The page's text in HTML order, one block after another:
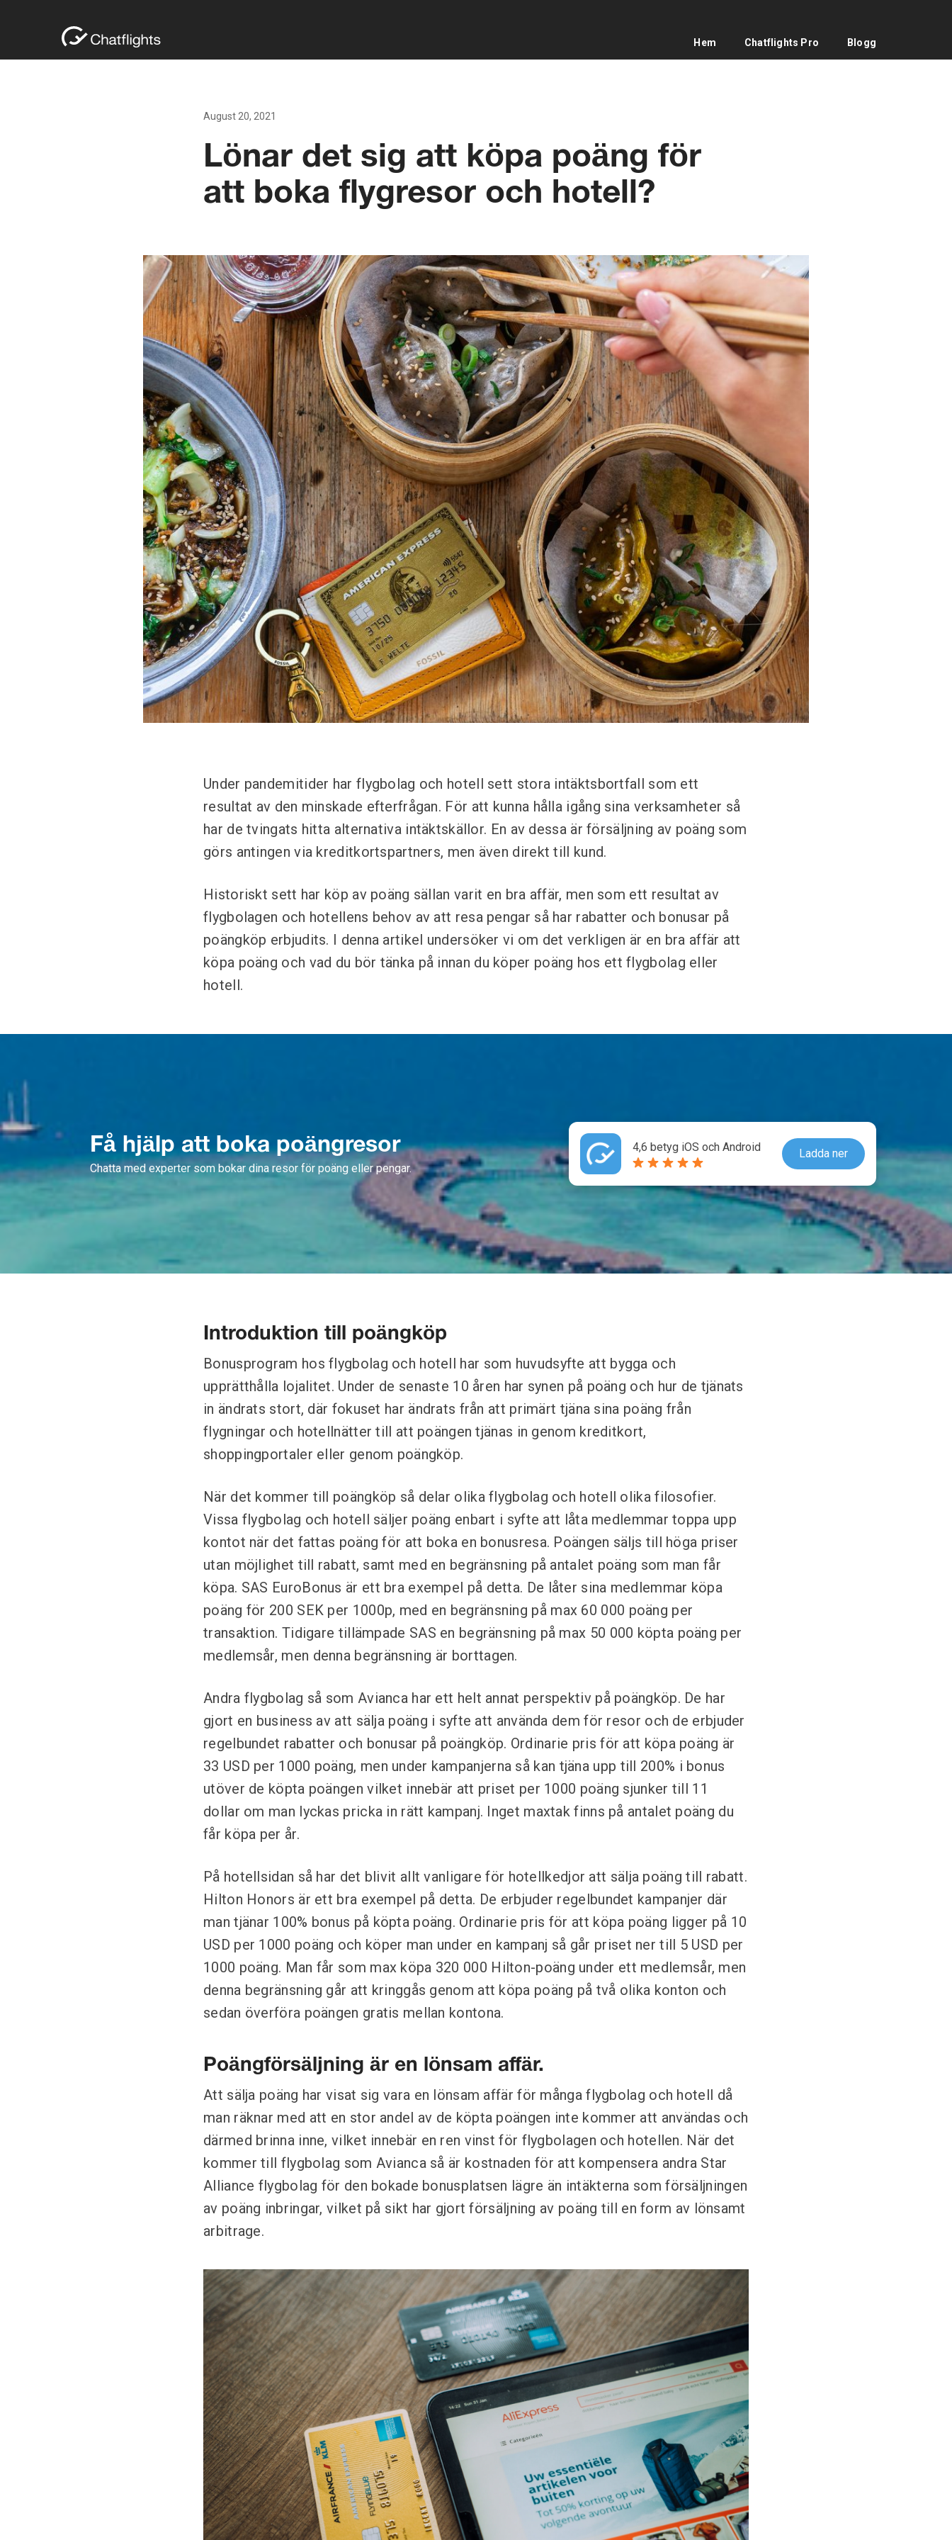
Hem Chatflights Pro Blogg
August 20, 2021
Lönar det sig att köpa poäng för
att boka flygresor och hotell?
Under pandemitider har flygbolag och hotell sett stora intäktsbortfall som ett
resultat av den minskade efterfrågan. För att kunna hålla igång sina verksamheter så
har de tvingats hitta alternativa intäktskällor. En av dessa är försäljning av poäng som
görs antingen via kreditkortspartners, men även direkt till kund.
Historiskt sett har köp av poäng sällan varit en bra affär, men som ett resultat av
flygbolagen och hotellens behov av att resa pengar så har rabatter och bonusar på
poängköp erbjudits. I denna artikel undersöker vi om det verkligen är en bra affär att
köpa poäng och vad du bör tänka på innan du köper poäng hos ett flygbolag eller
hotell.
Få hjälp att boka poängresor
Chatta med experter som bokar dina resor för poäng eller pengar.
4,6 betyg iOS och Android Ladda ner
Introduktion till poängköp
Bonusprogram hos flygbolag och hotell har som huvudsyfte att bygga och
upprätthålla lojalitet. Under de senaste 10 åren har synen på poäng och hur de tjänats
in ändrats stort, där fokuset har ändrats från att primärt tjäna sina poäng från
flygningar och hotellnätter till att poängen tjänas in genom kreditkort,
shoppingportaler eller genom poängköp.
När det kommer till poängköp så delar olika flygbolag och hotell olika filosofier.
Vissa flygbolag och hotell säljer poäng enbart i syfte att låta medlemmar toppa upp
kontot när det fattas poäng för att boka en bonusresa. Poängen säljs till höga priser
utan möjlighet till rabatt, samt med en begränsning på antalet poäng som man får
köpa. SAS EuroBonus är ett bra exempel på detta. De låter sina medlemmar köpa
poäng för 200 SEK per 1000p, med en begränsning på max 60 000 poäng per
transaktion. Tidigare tillämpade SAS en begränsning på max 50 000 köpta poäng per
medlemsår, men denna begränsning är borttagen.
Andra flygbolag så som Avianca har ett helt annat perspektiv på poängköp. De har
gjort en business av att sälja poäng i syfte att använda dem för resor och de erbjuder
regelbundet rabatter och bonusar på poängköp. Ordinarie pris för att köpa poäng är
33 USD per 1000 poäng, men under kampanjerna så kan tjäna upp till 200% i bonus
utöver de köpta poängen vilket innebär att priset per 1000 poäng sjunker till 11
dollar om man lyckas pricka in rätt kampanj. Inget maxtak finns på antalet poäng du
får köpa per år.
På hotellsidan så har det blivit allt vanligare för hotellkedjor att sälja poäng till rabatt.
Hilton Honors är ett bra exempel på detta. De erbjuder regelbundet kampanjer där
man tjänar 100% bonus på köpta poäng. Ordinarie pris för att köpa poäng ligger på 10
USD per 1000 poäng och köper man under en kampanj så går priset ner till 5 USD per
1000 poäng. Man får som max köpa 320 000 Hilton-poäng under ett medlemsår, men
denna begränsning går att kringgås genom att köpa poäng på två olika konton och
sedan överföra poängen gratis mellan kontona.
Poängförsäljning är en lönsam affär.
Att sälja poäng har visat sig vara en lönsam affär för många flygbolag och hotell då
man räknar med att en stor andel av de köpta poängen inte kommer att användas och
därmed brinna inne, vilket innebär en ren vinst för flygbolagen och hotellen. När det
kommer till flygbolag som Avianca så är kostnaden för att kompensera andra Star
Alliance flygbolag för den bokade bonusplatsen lägre än intäkterna som försäljningen
av poäng inbringar, vilket på sikt har gjort försäljning av poäng till en form av lönsamt
arbitrage.